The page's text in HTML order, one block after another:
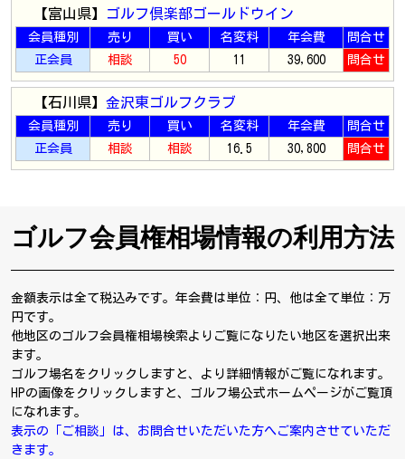
【富山県】 ゴルフ倶楽部ゴールドウイン
会員種別 売り 買い 名変料 年会費
問合せ
正会員
相談 50 11 39,600 問合せ
【石川県】 金沢東ゴルフクラブ
会員種別 売り 買い 名変料 年会費
問合せ
正会員
相談 相談 16.5 30,800 問合せ
ゴルフ会員権相場情報の利用方法
金額表示は全て税込みです。年会費は単位：円、他は全て単位：万
円です。
他地区のゴルフ会員権相場検索よりご覧になりたい地区を選択出来
ます。
ゴルフ場名をクリックしますと、より詳細情報がご覧になれます。
HPの画像をクリックしますと、ゴルフ場公式ホームページがご覧頂
になれます。
表示の「ご相談」は、お問合せいただいた方へご案内させていただ
きます。